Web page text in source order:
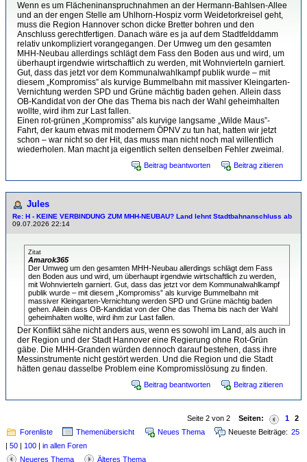
Wenn es um Flächeninanspruchnahmen an der Hermann-Bahlsen-Allee
und an der engen Stelle am Uhlhorn-Hospiz vorm Weidetorkreisel geht,
muss die Region Hannover schon dicke Bretter bohren und den
Anschluss gerechtfertigen. Danach wäre es ja auf dem Stadtfelddamm
relativ unkompliziert vorangegangen. Der Umweg um den gesamten
MHH-Neubau allerdings schlägt dem Fass den Boden aus und wird, um
überhaupt irgendwie wirtschaftlich zu werden, mit Wohnvierteln garniert.
Gut, dass das jetzt vor dem Kommunalwahlkampf publik wurde – mit
diesem „Kompromiss” als kurvige Bummelbahn mit massiver Kleingarten-
Vernichtung werden SPD und Grüne mächtig baden gehen. Allein dass
OB-Kandidat von der Ohe das Thema bis nach der Wahl geheimhalten
wollte, wird ihm zur Last fallen.
Einen rot-grünen „Kompromiss” als kurvige langsame „Wilde Maus”-
Fahrt, der kaum etwas mit modernem ÖPNV zu tun hat, hatten wir jetzt
schon – war nicht so der Hit, das muss man nicht noch mal willentlich
wiederholen. Man macht ja eigentlich selten denselben Fehler zweimal.
Beitrag beantworten Beitrag zitieren
Jules
Re: H - KEINE VERBINDUNG ZUM MHH-NEUBAU? Land lehnt Stadtbahnanschluss ab
09.07.2026 22:14
Zitat
Amarok365
Der Umweg um den gesamten MHH-Neubau allerdings schlägt dem Fass
den Boden aus und wird, um überhaupt irgendwie wirtschaftlich zu werden,
mit Wohnvierteln garniert. Gut, dass das jetzt vor dem Kommunalwahlkampf
publik wurde – mit diesem „Kompromiss” als kurvige Bummelbahn mit
massiver Kleingarten-Vernichtung werden SPD und Grüne mächtig baden
gehen. Allein dass OB-Kandidat von der Ohe das Thema bis nach der Wahl
geheimhalten wollte, wird ihm zur Last fallen.
Der Konflikt sähe nicht anders aus, wenn es sowohl im Land, als auch in
der Region und der Stadt Hannover eine Regierung ohne Rot-Grün
gäbe. Die MHH-Granden würden dennoch darauf bestehen, dass ihre
Messinstrumente nicht gestört werden. Und die Region und die Stadt
hätten genau dasselbe Problem eine Kompromisslösung zu finden.
Beitrag beantworten Beitrag zitieren
Seite 2 von 2 Seiten: 1
2
Forenliste
Themenübersicht Neues Thema Neueste Beiträge: 25
| 50 | 100 | in allen Foren
Neueres Thema
Älteres Thema